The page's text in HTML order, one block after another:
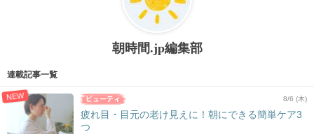
朝時間.jp編集部
連載記事一覧
NEW 8/6 (木)
疲れ目・目元の老け見えに！朝にできる簡単ケア3
つ